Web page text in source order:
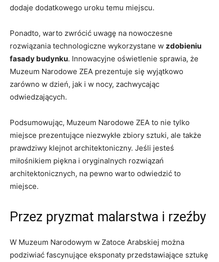
‍dodaje dodatkowego‍ uroku temu miejscu.
Ponadto, warto‌ zwrócić uwagę ⁢na nowoczesne
rozwiązania technologiczne wykorzystane w zdobieniu⁢
fasady ​budynku. Innowacyjne oświetlenie sprawia, że
⁣Muzeum Narodowe ZEA prezentuje się wyjątkowo⁤
zarówno‌ w dzień, jak i w nocy, zachwycając
odwiedzających.
Podsumowując, Muzeum ⁣Narodowe ZEA to‌ nie‌ tylko
miejsce prezentujące niezwykłe zbiory⁢ sztuki,⁣ ale także
⁢prawdziwy klejnot architektoniczny. Jeśli jesteś
miłośnikiem‍ piękna i oryginalnych rozwiązań
architektonicznych,​ na pewno warto‌ odwiedzić to
⁣miejsce.
Przez​ pryzmat malarstwa ‌i rzeźby
W Muzeum Narodowym w Zatoce‌ Arabskiej można
⁤podziwiać fascynujące eksponaty przedstawiające sztukę